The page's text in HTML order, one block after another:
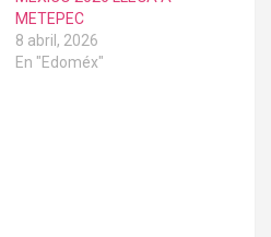
METEPEC
8 abril, 2026
En "Edoméx"